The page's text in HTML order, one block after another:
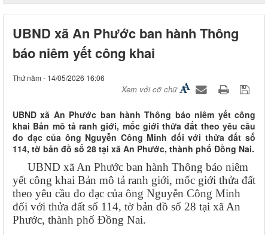
UBND xã An Phước ban hành Thông
báo niêm yết công khai
Thứ năm - 14/05/2026 16:06
Xem với cỡ chữ
UBND xã An Phước ban hành Thông báo niêm yết công
khai Bản mô tả ranh giới, mốc giới thửa đất theo yêu cầu
đo đạc của ông Nguyễn Công Minh đối với thửa đất số
114, tờ bản đồ số 28 tại xã An Phước, thành phố Đồng Nai.
UBND xã An Phước ban hành Thông báo niêm
yết công khai Bản mô tả ranh giới, mốc giới thửa đất
theo yêu cầu đo đạc của ông Nguyễn Công Minh
đối với thửa đất số 114, tờ bản đồ số 28 tại xã An
Phước, thành phố Đồng Nai.